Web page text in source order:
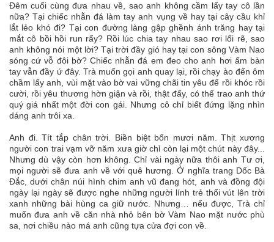
Đêm cuối cùng đưa nhau về, sao anh không cầm lấy tay cô lần
nữa? Tại chiếc nhẫn đá làm tay anh vụng về hay tại cây cầu khỉ
lắt lẻo khó đi? Tại con đường làng gập ghềnh ánh trăng hay tại
mắt cô bồi hồi run rẩy? Rồi lúc chia tay nhau sao rơi lối rẽ, sao
anh không nói một lời? Tại trời đầy gió hay tại con sông Vàm Nao
sóng cứ vỗ đôi bờ? Chiếc nhẫn đá em đeo cho anh hơi ấm bàn
tay vẫn đầy ứ đây. Trà muốn gọi anh quay lại, rồi chạy ào đến ôm
chầm lấy anh, vùi mặt vào bờ vai vững chãi tin yêu để rồi khóc rồi
cười, rồi yêu thương hờn giận và rồi, thật đấy, có thể trao anh thứ
quý giá nhất một đời con gái. Nhưng cô chỉ biết đứng lặng nhìn
dáng anh trôi xa.
Anh đi. Tít tắp chân trời. Biền biệt bốn mươi năm. Thịt xương
người con trai vạm vỡ năm xưa giờ chỉ còn lại một chút này đây...
Nhưng dù vậy còn hơn không. Chỉ vài ngày nữa thôi anh Tư ơi,
mọi người sẽ đưa anh về với quê hương. Ở nghĩa trang Dốc Bà
Đắc, dưới chân núi hình chim anh vũ đang hót, anh và đồng đội
ngày lại ngày sẽ được nghe những người lính trẻ thổi vút lên trời
xanh những bài hùng ca giữ nước. Nhưng… nếu được, Trà chỉ
muốn đưa anh về căn nhà nhỏ bên bờ Vàm Nao mặt nước phù
sa, nơi chiều nào má anh cũng tựa cửa đợi con về.